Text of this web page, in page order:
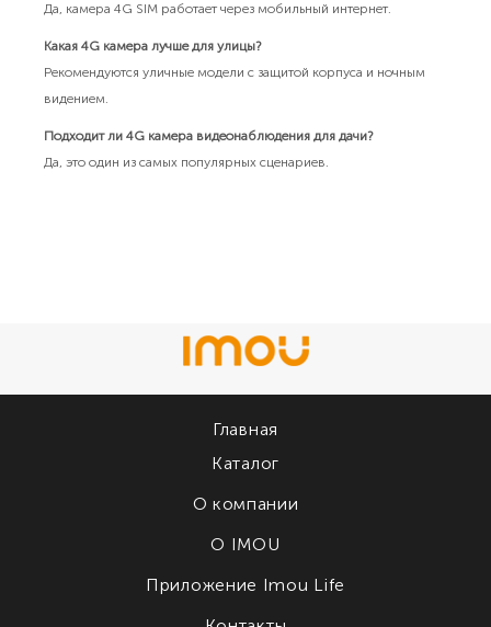
Да, камера 4G SIM работает через мобильный интернет.
Какая 4G камера лучше для улицы?
Рекомендуются уличные модели с защитой корпуса и ночным
видением.
Подходит ли 4G камера видеонаблюдения для дачи?
Да, это один из самых популярных сценариев.
Главная
Каталог
О компании
О IMOU
Приложение Imou Life